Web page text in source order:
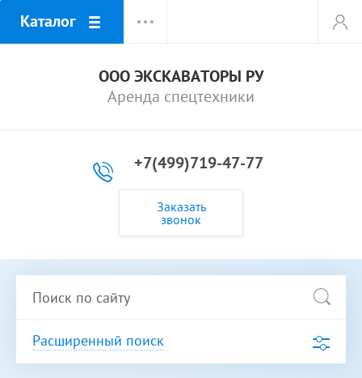
Каталог
ООО ЭКСКАВАТОРЫ РУ
Аренда спецтехники
+7(499)719-47-77
Заказать
звонок
Расширенный поиск